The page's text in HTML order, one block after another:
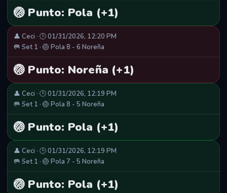
🏐 Punto: Pola (+1)
👤 Ceci · 🕒 01/31/2026, 12:20 PM
🥅 Set 1 · 🏐 Pola 8 - 6 Noreña
🏐 Punto: Noreña (+1)
👤 Ceci · 🕒 01/31/2026, 12:19 PM
🥅 Set 1 · 🏐 Pola 8 - 5 Noreña
🏐 Punto: Pola (+1)
👤 Ceci · 🕒 01/31/2026, 12:19 PM
🥅 Set 1 · 🏐 Pola 7 - 5 Noreña
🏐 Punto: Pola (+1)